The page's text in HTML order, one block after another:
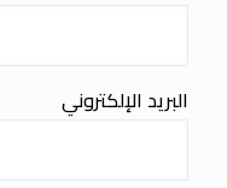
البريد الإلكتروني